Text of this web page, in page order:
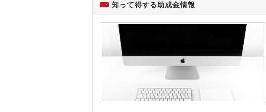
知って得する助成金情報